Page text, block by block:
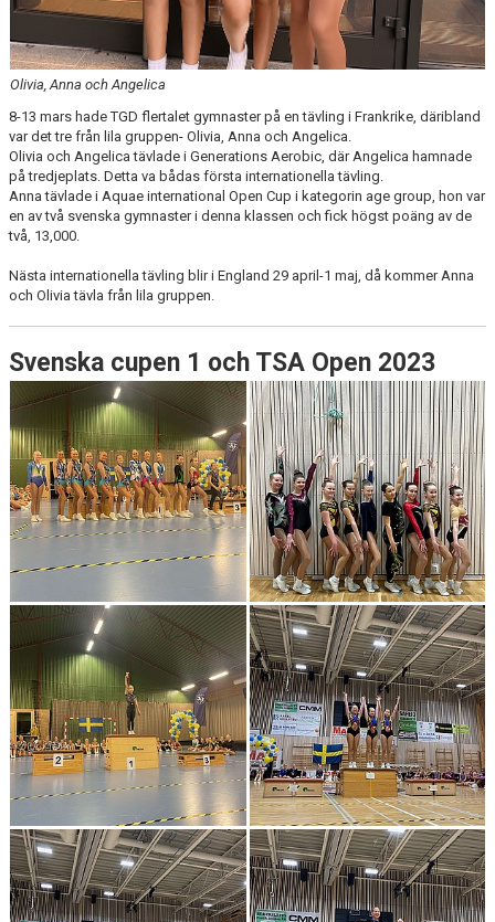
Olivia, Anna och Angelica
8-13 mars hade TGD flertalet gymnaster på en tävling i Frankrike, däribland
var det tre från lila gruppen- Olivia, Anna och Angelica.
Olivia och Angelica tävlade i Generations Aerobic, där Angelica hamnade
på tredjeplats. Detta va bådas första internationella tävling.
Anna tävlade i Aquae international Open Cup i kategorin age group, hon var
en av två svenska gymnaster i denna klassen och fick högst poäng av de
två, 13,000.
Nästa internationella tävling blir i England 29 april-1 maj, då kommer Anna
och Olivia tävla från lila gruppen.
Svenska cupen 1 och TSA Open 2023